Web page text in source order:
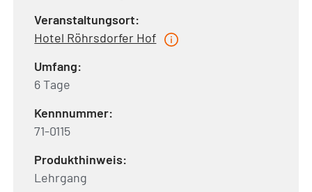
Veranstaltungsort:
Hotel Röhrsdorfer Hof
Umfang:
6 Tage
Kennnummer:
71-0115
Produkthinweis:
Lehrgang